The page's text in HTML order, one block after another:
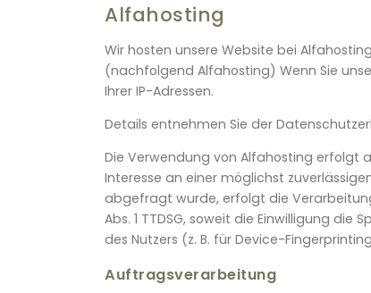
Alfahosting
Wir hosten unsere Website bei
(nachfolgend Alfahosting) Wenn Sie
Ihrer IP-Adressen.
Details entnehmen Sie der
Die Verwendung von Alfahosting erfolgt
Interesse an einer möglichst
abgefragt wurde, erfolgt die
Abs. 1 TTDSG, soweit die Einwilligung
des Nutzers (z. B. für Device-
Auftragsverarbeitung